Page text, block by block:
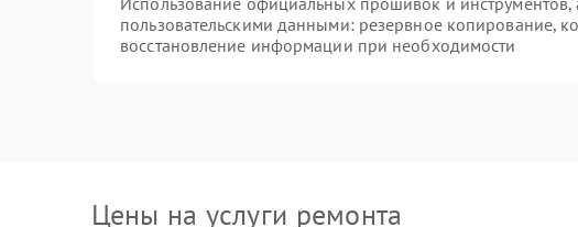
пользовательскими данными: резервное копирование,
восстановление информации при необходимости
Цены на услуги ремонта